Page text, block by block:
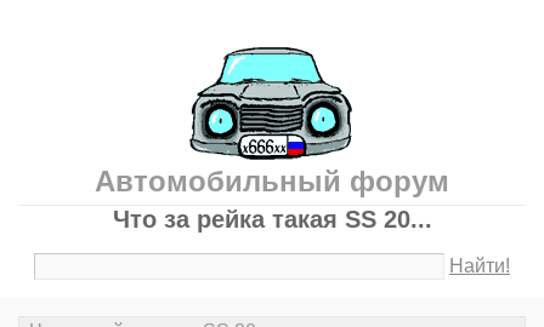
Автомобильный форум
Что за рейка такая SS 20...
Найти!